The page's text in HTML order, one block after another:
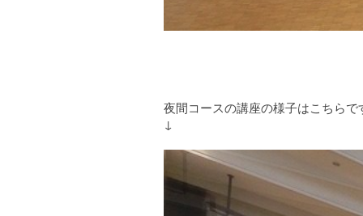
夜間コースの講座の様子はこちらで
↓